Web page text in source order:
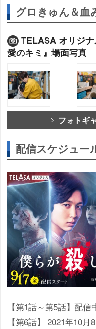
グロきゅん＆血
TELASA オリジ
愛のキミ』場面写真
フォトギ
配信スケジュー
【第1話～第5話】配信
【第6話】 2021年10